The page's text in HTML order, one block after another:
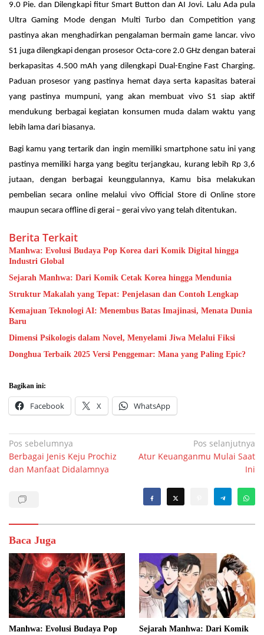
9.0 Pie. dan Dilengkapi fitur Smart Button dan AI Jovi. Lalu Ada pula
Ultra Gaming Mode dengan Multi Turbo dan Competition yang
pastinya akan menghadirkan pengalaman bermain game lancar. vivo
S1 juga dilengkapi dengan prosesor Octa-core 2.0 GHz dengan baterai
berkapasitas 4.500 mAh yang dilengkapi Dual-Engine Fast Charging.
Paduan prosesor yang pastinya hemat daya serta kapasitas baterai
yang pastinya mumpuni, yang akan membuat vivo S1 siap aktif
mendukung berbagai kegiatan konsumen muda dalam waktu yang
lebih lama dari biasanya.
Bagi kamu yang tertarik dan ingin memiliki smartphone satu ini yang
pastinya memiliki harga yang begitu terjangkau, kurang lebih Rp 3,6
jutaan, dengan berbagai keunggulannya, Kamu bisa melakukan
pembelian secara online melalui vivo Official Store di Online store
maupun secara offline di gerai – gerai vivo yang telah ditentukan.
Berita Terkait
Manhwa: Evolusi Budaya Pop Korea dari Komik Digital hingga
Industri Global
Sejarah Manhwa: Dari Komik Cetak Korea hingga Mendunia
Struktur Makalah yang Tepat: Penjelasan dan Contoh Lengkap
Kemajuan Teknologi AI: Menembus Batas Imajinasi, Menata Dunia
Baru
Dimensi Psikologis dalam Novel, Menyelami Jiwa Melalui Fiksi
Donghua Terbaik 2025 Versi Penggemar: Mana yang Paling Epic?
Bagikan ini:
Facebook X WhatsApp
Navigasi
pos
Pos sebelumnya
Berbagai Jenis Keju Prochiz
dan Manfaat Didalamnya
Pos selanjutnya
Atur Keuanganmu Mulai Saat
Ini
Baca Juga
Manhwa: Evolusi Budaya Pop Sejarah Manhwa: Dari Komik